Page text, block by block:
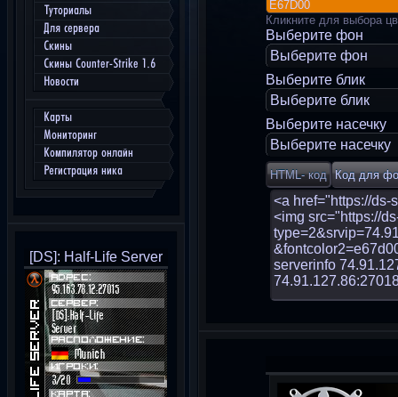
Туториалы
Для сервера
Скины
Скины Counter-Strike 1.6
Новости
Карты
Мониторинг
Компилятор онлайн
Регистрация ника
[DS]: Half-Life Server
Кликните для выбора
Выберите фон
Выберите фон
Выберите блик
Выберите блик
Выберите насечку
Выберите насечку